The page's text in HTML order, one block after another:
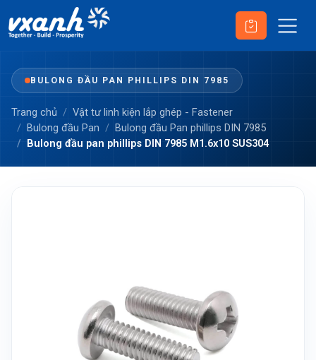
BULONG ĐẦU PAN PHILLIPS DIN 7985
Trang chủ
Vật tư linh kiện lắp ghép - Fastener
Bulong đầu Pan
Bulong đầu Pan phillips DIN 7985
Bulong đầu pan phillips DIN 7985 M1.6x10 SUS304